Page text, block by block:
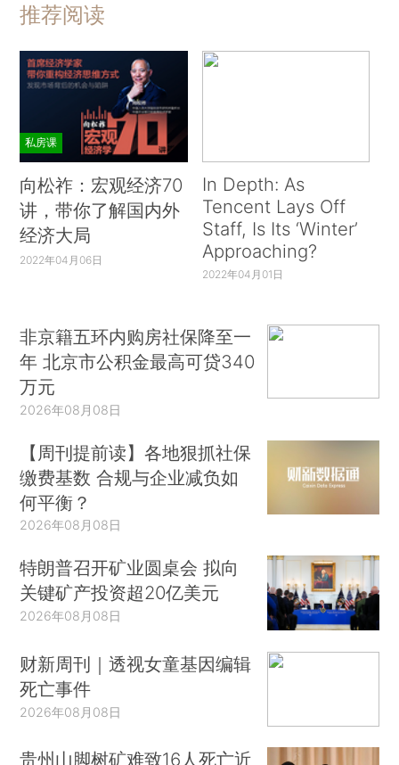
推荐阅读
私房课
向松祚：宏观经济70
讲，带你了解国内外
经济大局
2022年04月06日
In Depth: As
Tencent Lays Off
Staff, Is Its ‘Winter’
Approaching?
2022年04月01日
非京籍五环内购房社保降至一
年 北京市公积金最高可贷340
万元
2026年08月08日
【周刊提前读】各地狠抓社保
缴费基数 合规与企业减负如
何平衡？
2026年08月08日
特朗普召开矿业圆桌会 拟向
关键矿产投资超20亿美元
2026年08月08日
财新周刊｜透视女童基因编辑
死亡事件
2026年08月08日
贵州山脚树矿难致16人死亡近